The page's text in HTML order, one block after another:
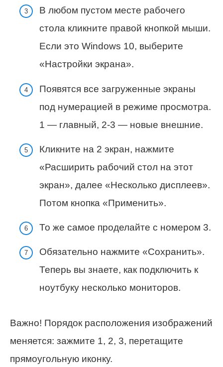
В любом пустом месте рабочего
стола кликните правой кнопкой мыши.
Если это Windows 10, выберите
«Настройки экрана».
Появятся все загруженные экраны
под нумерацией в режиме просмотра.
1 — главный, 2-3 — новые внешние.
Кликните на 2 экран, нажмите
«Расширить рабочий стол на этот
экран», далее «Несколько дисплеев».
Потом кнопка «Применить».
То же самое проделайте с номером 3.
Обязательно нажмите «Сохранить».
Теперь вы знаете, как подключить к
ноутбуку несколько мониторов.
Важно! Порядок расположения изображений
меняется: зажмите 1, 2, 3, перетащите
прямоугольную иконку.